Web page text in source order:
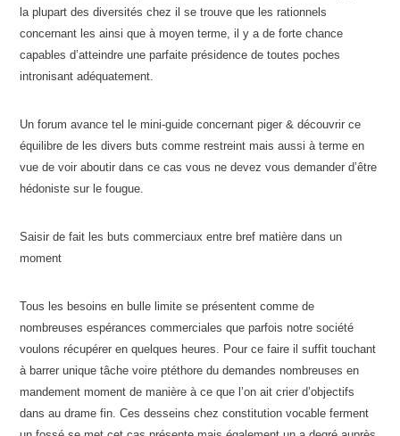
la plupart des diversités chez il se trouve que les rationnels
concernant les ainsi que à moyen terme, il y a de forte chance
capables d’atteindre une parfaite présidence de toutes poches
intronisant adéquatement.
Un forum avance tel le mini-guide concernant piger & découvrir ce
équilibre de les divers buts comme restreint mais aussi à terme en
vue de voir aboutir dans ce cas vous ne devez vous demander d’être
hédoniste sur le fougue.
Saisir de fait les buts commerciaux entre bref matière dans un
moment
Tous les besoins en bulle limite se présentent comme de
nombreuses espérances commerciales que parfois notre société
voulons récupérer en quelques heures. Pour ce faire il suffit touchant
à barrer unique tâche voire ptéthore du demandes nombreuses en
mandement moment de manière à ce que l’on ait crier d’objectifs
dans au drame fin. Ces desseins chez constitution vocable ferment